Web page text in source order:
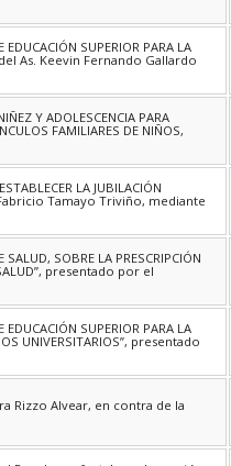
SUPERIOR PARA LA
del As. Keevin Fernando Gallardo
Y ADOLESCENCIA PARA
FAMILIARES DE NIÑOS,
LA JUBILACIÓN
Fabricio Tamayo Triviño, mediante
SOBRE LA PRESCRIPCIÓN
SALUD”, presentado por el
SUPERIOR PARA LA
UNIVERSITARIOS”, presentado
Rizzo Alvear, en contra de la